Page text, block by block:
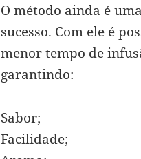
O método ainda é
sucesso. Com ele é
menor tempo de
garantindo:
Sabor;
Facilidade;